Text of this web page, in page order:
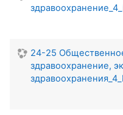
24-25
здравоохранение,